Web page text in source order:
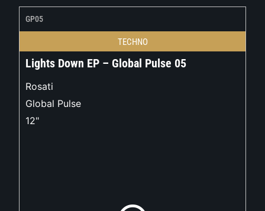
GP05
TECHNO
Lights Down EP – Global Pulse 05
Rosati
Global Pulse
12"